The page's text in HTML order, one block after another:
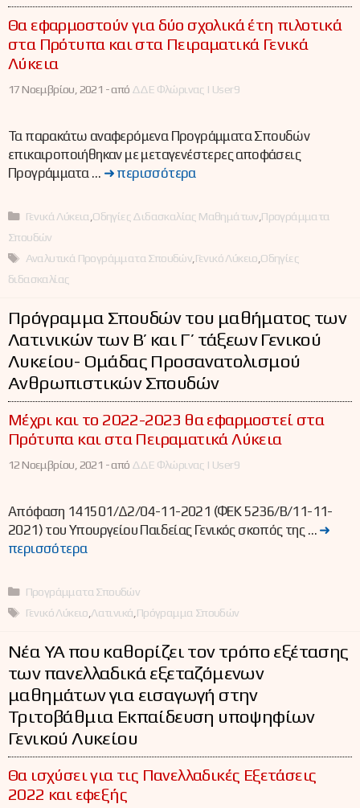
Θα εφαρμοστούν για δύο σχολικά έτη πιλοτικά
στα Πρότυπα και στα Πειραματικά Γενικά
Λύκεια
17 Νοεμβρίου, 2021 -από ΔΔΕ Φλώρινας | User9
Τα παρακάτω αναφερόμενα Προγράμματα Σπουδών
επικαιροποιήθηκαν με μεταγενέστερες αποφάσεις
Προγράμματα … ➜ περισσότερα
Κατηγορίες
Γενικά Λύκεια Οδηγίες Διδασκαλίας Μαθημάτων Προγράμματα
Σπουδών
Ετικέτες
Αναλυτικά Προγράμματα Σπουδών Γενικό Λύκειο Οδηγίες
διδασκαλίας
Πρόγραμμα Σπουδών του μαθήματος των
Λατινικών των Β’ και Γ’ τάξεων Γενικού
Λυκείου- Ομάδας Προσανατολισμού
Ανθρωπιστικών Σπουδών
Μέχρι και το 2022-2023 θα εφαρμοστεί στα
Πρότυπα και στα Πειραματικά Λύκεια
12 Νοεμβρίου, 2021 -από ΔΔΕ Φλώρινας | User9
Απόφαση 141501/Δ2/04-11-2021 (ΦΕΚ 5236/Β/11-11-
2021) του Υπουργείου Παιδείας Γενικός σκοπός της … ➜
περισσότερα
Κατηγορίες
Προγράμματα Σπουδών
Ετικέτες
Γενικό Λύκειο Λατινικά Πρόγραμμα Σπουδών
Νέα ΥΑ που καθορίζει τον τρόπο εξέτασης
των πανελλαδικά εξεταζόμενων
μαθημάτων για εισαγωγή στην
Τριτοβάθμια Εκπαίδευση υποψηφίων
Γενικού Λυκείου
Θα ισχύσει για τις Πανελλαδικές Εξετάσεις
2022 και εφεξής